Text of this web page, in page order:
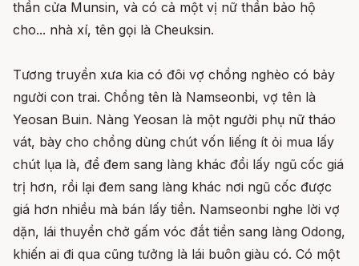
thần cửa Munsin, và có cả một vị nữ thần bảo hộ
cho... nhà xí, tên gọi là Cheuksin.
Tương truyền xưa kia có đôi vợ chồng nghèo có bảy
người con trai. Chồng tên là Namseonbi, vợ tên là
Yeosan Buin. Nàng Yeosan là một người phụ nữ tháo
vát, bày cho chồng dùng chút vốn liếng ít ỏi mua lấy
chút lụa là, để đem sang làng khác đổi lấy ngũ cốc giá
trị hơn, rồi lại đem sang làng khác nơi ngũ cốc được
giá hơn nhiều mà bán lấy tiền. Namseonbi nghe lời vợ
dặn, lái thuyền chở gấm vóc đắt tiền sang làng Odong,
khiến ai đi qua cũng tưởng là lái buôn giàu có. Có một